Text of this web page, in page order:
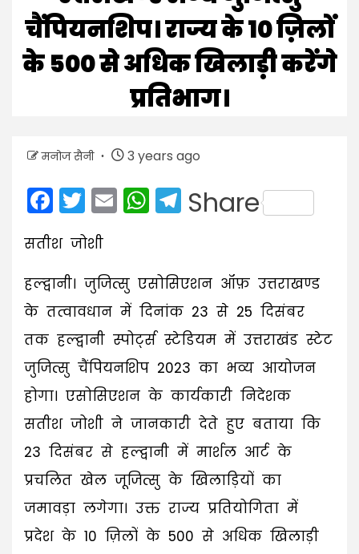
चैंपियनशिप। राज्य के 10 ज़िलों
के 500 से अधिक खिलाड़ी करेंगे
प्रतिभाग।
मनोज सैनी 3 years ago
Facebook
Twitter
EmailWhatsApp
Telegram
Share
सतीश जोशी
हल्द्वानी। जुजित्सु एसोसिएशन ऑफ़ उत्तराखण्ड
के तत्वावधान में दिनांक 23 से 25 दिसंबर
तक हल्द्वानी स्पोर्ट्स स्टेडियम में उत्तराखंड स्टेट
जुजित्सु चैंपियनशिप 2023 का भव्य आयोजन
होगा। एसोसिएशन के कार्यकारी निदेशक
सतीश जोशी ने जानकारी देते हुए बताया कि
23 दिसंबर से हल्द्वानी में मार्शल आर्ट के
प्रचलित खेल जूजित्सु के खिलाड़ियों का
जमावड़ा लगेगा। उक्त राज्य प्रतियोगिता में
प्रदेश के 10 ज़िलों के 500 से अधिक खिलाड़ी